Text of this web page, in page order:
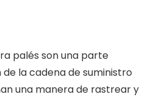
palés son una parte
la cadena de suministro
una manera de rastrear y